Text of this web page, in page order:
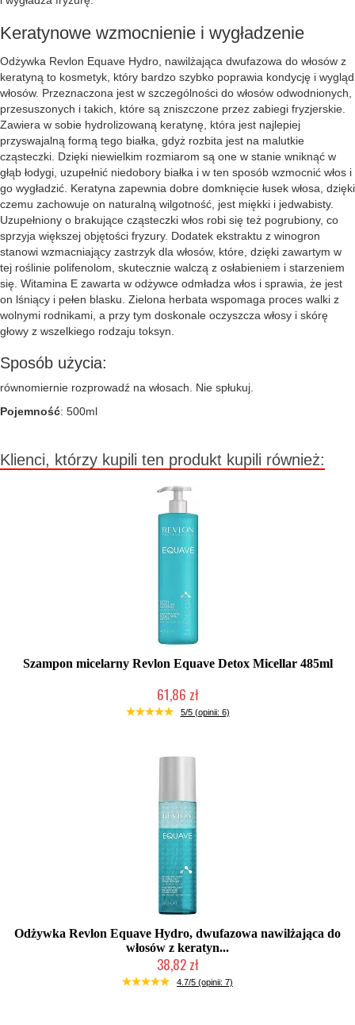
Keratynowe wzmocnienie i wygładzenie
Odżywka Revlon Equave Hydro, nawilżająca dwufazowa do włosów z
keratyną to kosmetyk, który bardzo szybko poprawia kondycję i wygląd
włosów. Przeznaczona jest w szczególności do włosów odwodnionych,
przesuszonych i takich, które są zniszczone przez zabiegi fryzjerskie.
Zawiera w sobie hydrolizowaną keratynę, która jest najlepiej
przyswajalną formą tego białka, gdyż rozbita jest na malutkie
cząsteczki. Dzięki niewielkim rozmiarom są one w stanie wniknąć w
głąb łodygi, uzupełnić niedobory białka i w ten sposób wzmocnić włos i
go wygładzić. Keratyna zapewnia dobre domknięcie łusek włosa, dzięki
czemu zachowuje on naturalną wilgotność, jest miękki i jedwabisty.
Uzupełniony o brakujące cząsteczki włos robi się też pogrubiony, co
sprzyja większej objętości fryzury. Dodatek ekstraktu z winogron
stanowi wzmacniający zastrzyk dla włosów, które, dzięki zawartym w
tej roślinie polifenolom, skutecznie walczą z osłabieniem i starzeniem
się. Witamina E zawarta w odżywce odmładza włos i sprawia, że jest
on lśniący i pełen blasku. Zielona herbata wspomaga proces walki z
wolnymi rodnikami, a przy tym doskonale oczyszcza włosy i skórę
głowy z wszelkiego rodzaju toksyn.
Sposób użycia:
równomiernie rozprowadź na włosach. Nie spłukuj.
Pojemność: 500ml
Klienci, którzy kupili ten produkt kupili również:
Szampon micelarny Revlon Equave Detox Micellar 485ml
61,86 zł
Chwilowo niedostępny
5/5 (opinii: 6)
Odżywka Revlon Equave Hydro, dwufazowa nawilżająca do
włosów z keratyn...
38,82 zł
Duża ilość (wysyłka w 24h)
4.7/5 (opinii: 7)